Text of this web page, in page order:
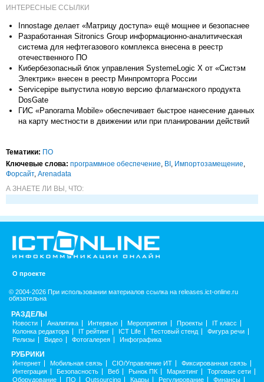
ИНТЕРЕСНЫЕ ССЫЛКИ
Innostage делает «Матрицу доступа» ещё мощнее и безопаснее
Разработанная Sitronics Group информационно-аналитическая
система для нефтегазового комплекса внесена в реестр
отечественного ПО
Кибербезопасный блок управления SystemeLogic X от «Систэм
Электрик» внесен в реестр Минпромторга России
Servicepipe выпустила новую версию флагманского продукта
DosGate
ГИС «Panorama Mobile» обеспечивает быстрое нанесение данных
на карту местности в движении или при планировании действий
Тематики: ПО
Ключевые слова: программное обеспечение, BI , Импорто­замещение,
Форсайт, Arenadata
А ЗНАЕТЕ ЛИ ВЫ, ЧТО:
О проекте
© 2004-2026 При использовании материалов ссылка на releases.ict-online.ru
обязательна
РАЗДЕЛЫ
Новости Аналитика Интервью Мероприятия Проекты
IT класс
Колонка редактора
IT рейтинг ICT Life Тестовый стенд
Фигура речи
Релизы
Видео Фотогалерея Инфографика
РУБРИКИ
Интернет Мобильная связь CIO/Управление ИТ
Фиксированная связь
Интеграция
Безопасность Веб Рынок ПК Маркетинг
Торговые сети
Оборудование
ПО Outsourcing Кадры Регулирование Финансы